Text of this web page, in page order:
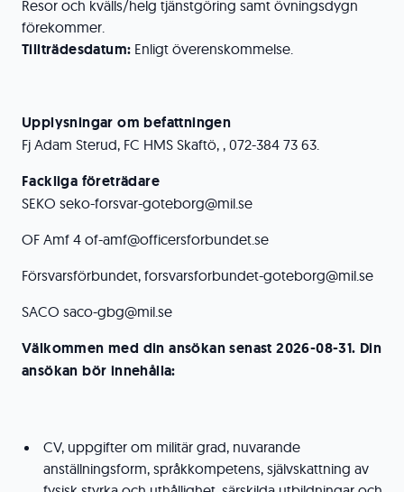
Resor och kvälls/helg tjänstgöring samt övningsdygn
förekommer.
Tillträdesdatum: Enligt överenskommelse.
Upplysningar om befattningen
Fj Adam Sterud, FC HMS Skaftö, , 072-384 73 63.
Fackliga företrädare
SEKO seko-forsvar-goteborg@mil.se
OF Amf 4 of-amf@officersforbundet.se
Försvarsförbundet, forsvarsforbundet-goteborg@mil.se
SACO saco-gbg@mil.se
Välkommen med din ansökan senast 2026-08-31. Din
ansökan bör innehålla:
CV, uppgifter om militär grad, nuvarande
anställningsform, språkkompetens, självskattning av